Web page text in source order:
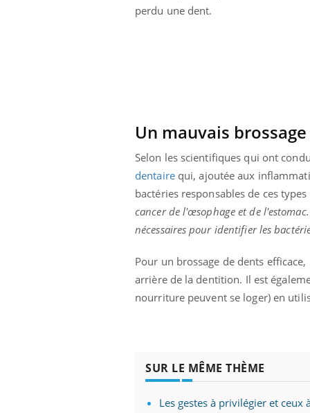
perdu une dent.
Un mauvais
Selon les scientifiques qui ont
dentairequi, ajoutée aux
bactéries responsables de ces types
cancer de l'œsophage et de
nécessaires pour identifier les
Pour un brossage de dents
arrière de la dentition. Il est
nourriture peuvent se loger) en
SUR LE MÊME THÈME
Les gestes à privilégier et